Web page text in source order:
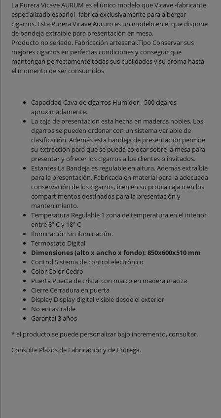
La Purera Vicave AURUM es el único modelo que Vicave -fabricante
especializado español- fabrica exclusivamente para albergar
cigarros. Esta Purera Vicave Aurum es un modelo en el que dispone
de bandeja extraíble para presentación en mesa.
Producto no seriado. Fabricación artesanal.Tipo Conservar sus
mejores cigarros en perfectas condiciones y conseguir que
mantengan perfectamente todas sus cualidades y su aroma hasta
el momento de ser consumidos
Capacidad Cava de cigarros Humidor.- 500 cigaros
aproximadamente.
La caja de presentacion esta hecha en maderas nobles. Los
cigarros se pueden ordenar con un sistema variable de
clasificación. Además esta bandeja de presentación permite
su extracción para que se pueda colocar sobre la mesa para
presentar y ofrecer los cigarros a los clientes o invitados.
Estantes La Bandeja es regulable en altura. Además extraíble
para la presentación. Fabricada en material para la adecuada
conservación de los cigarros, bien en su propia caja o en los
compartimentos destinados para la presentación y
mantenimiento.
Temperatura Regulable 1 zona de temperatura en el interior
entre 8º C y 18º C
Iluminación Sin iluminación.
Termostato Digital
Dimensiones (alto x ancho x fondo): 850x600x510 mm
Control Sistema de control electrónico
Color Color Cedro
Puerta Puerta de cristal con marco en madera maciza
Cierre Cerradura en puerta
Display Display digital visible desde el exterior
No encastrable
Garantai 3 años
* el producto se puede personalizar bajo incremento, consultar.
Consulte Plazos de Fabricación y de Entrega.